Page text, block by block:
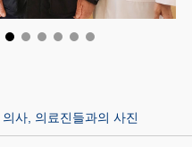
사, 의료진들과의 사진